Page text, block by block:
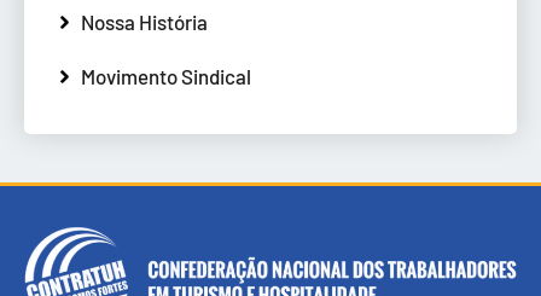
Nossa História
Movimento Sindical